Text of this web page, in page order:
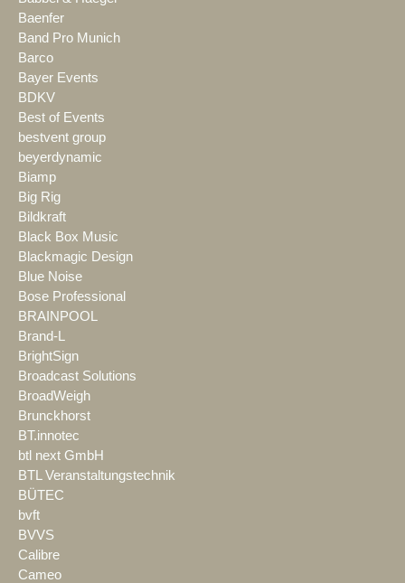
Baenfer
Band Pro Munich
Barco
Bayer Events
BDKV
Best of Events
bestvent group
beyerdynamic
Biamp
Big Rig
Bildkraft
Black Box Music
Blackmagic Design
Blue Noise
Bose Professional
BRAINPOOL
Brand-L
BrightSign
Broadcast Solutions
BroadWeigh
Brunckhorst
BT.innotec
btl next GmbH
BTL Veranstaltungstechnik
BÜTEC
bvft
BVVS
Calibre
Cameo